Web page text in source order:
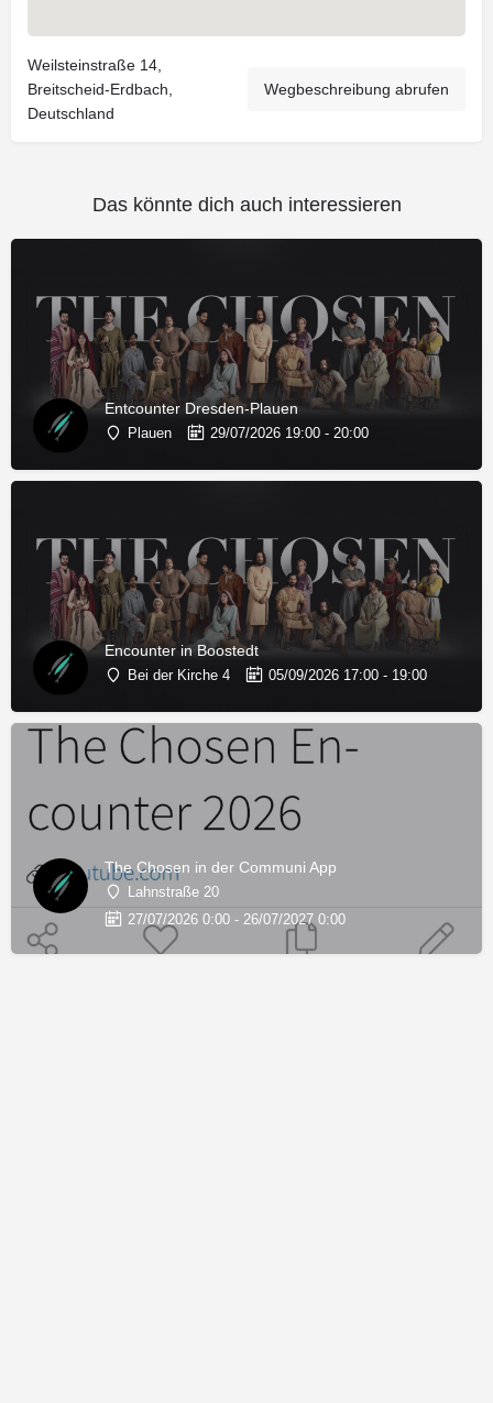
Weilsteinstraße 14,
Breitscheid-Erdbach,
Deutschland
Wegbeschreibung abrufen
Das könnte dich auch interessieren
Entcounter Dresden-Plauen
Plauen 29/07/2026 19:00 - 20:00
Encounter in Boostedt
Bei der Kirche 4 05/09/2026 17:00 - 19:00
The Chosen in der Communi App
Lahnstraße 20
27/07/2026 0:00 - 26/07/2027 0:00